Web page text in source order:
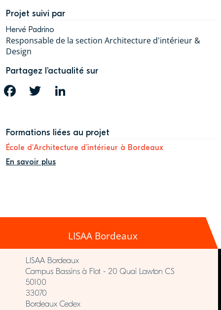
Projet suivi par
Hervé Padrino
Responsable de la section Architecture d'intérieur &
Design
Partagez l’actualité sur
FACEBOOK TWITTER
Formations liées au projet
École d'Architecture d’intérieur à Bordeaux
En savoir plus
LISAA Bordeaux
LISAA Bordeaux
Campus Bassins à Flot - 20 Quai Lawton CS
50100
33070
Bordeaux Cedex